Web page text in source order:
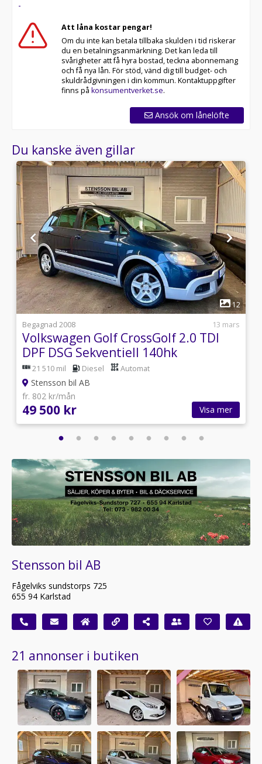
-
Att låna kostar pengar!
Om du inte kan betala tillbaka skulden i tid riskerar
du en betalningsanmärkning. Det kan leda till
svårigheter att få hyra bostad, teckna abonnemang
och få nya lån. För stöd, vänd dig till budget- och
skuldrådgivningen i din kommun. Kontaktuppgifter
finns på konsumentverket.se.
Ansök om lånelöfte
Du kanske även gillar
1
12
Begagnad 2008
13 mars
Volkswagen Golf CrossGolf 2.0 TDI
DPF DSG Sekventiell 140hk
21 510 mil Diesel Automat
Stensson bil AB
fr. 802 kr/mån
49 500 kr Visa mer
Stensson bil AB
Fågelviks sundstorps 725
655 94 Karlstad
21 annonser i butiken